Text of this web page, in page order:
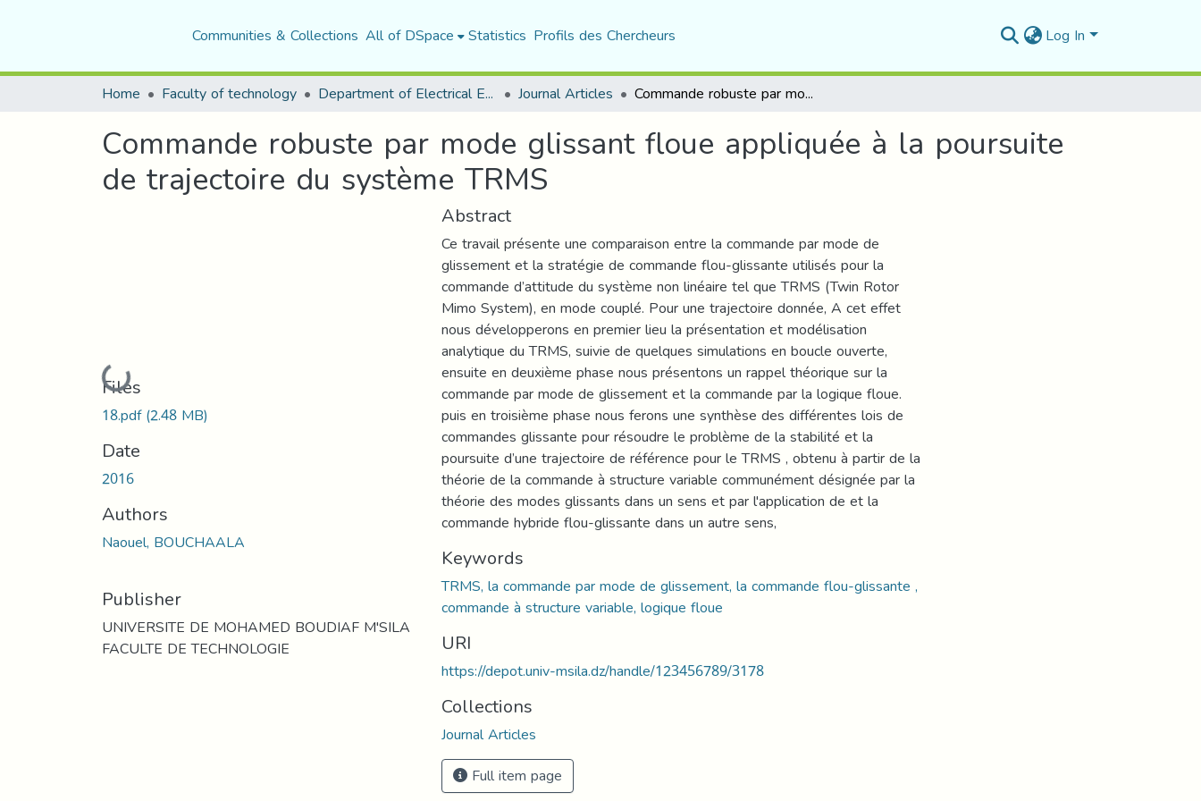
Communities & Collections All of DSpace Statistics Profils des Chercheurs Log In
Home Faculty of technology Department of Electrical Engineering Journal Articles Commande robuste par mode glissant floue appliquée à la poursuite de trajectoire du système TRMS
Commande robuste par mode glissant floue appliquée à la poursuite
de trajectoire du système TRMS
Loading...
Files
18.pdf(2.48 MB)
Date
2016
Authors
Naouel, BOUCHAALA
Publisher
UNIVERSITE DE MOHAMED BOUDIAF M'SILA
FACULTE DE TECHNOLOGIE
Abstract
Ce travail présente une comparaison entre la commande par mode de
glissement et la stratégie de commande flou-glissante utilisés pour la
commande d’attitude du système non linéaire tel que TRMS (Twin Rotor
Mimo System), en mode couplé. Pour une trajectoire donnée, A cet effet
nous développerons en premier lieu la présentation et modélisation
analytique du TRMS, suivie de quelques simulations en boucle ouverte,
ensuite en deuxième phase nous présentons un rappel théorique sur la
commande par mode de glissement et la commande par la logique floue.
puis en troisième phase nous ferons une synthèse des différentes lois de
commandes glissante pour résoudre le problème de la stabilité et la
poursuite d’une trajectoire de référence pour le TRMS , obtenu à partir de la
théorie de la commande à structure variable communément désignée par la
théorie des modes glissants dans un sens et par l'application de et la
commande hybride flou-glissante dans un autre sens,
Keywords
TRMS, la commande par mode de glissement, la commande flou-glissante ,
commande à structure variable, logique floue
URI
https://depot.univ-msila.dz/handle/123456789/3178
Collections
Journal Articles
Full item page